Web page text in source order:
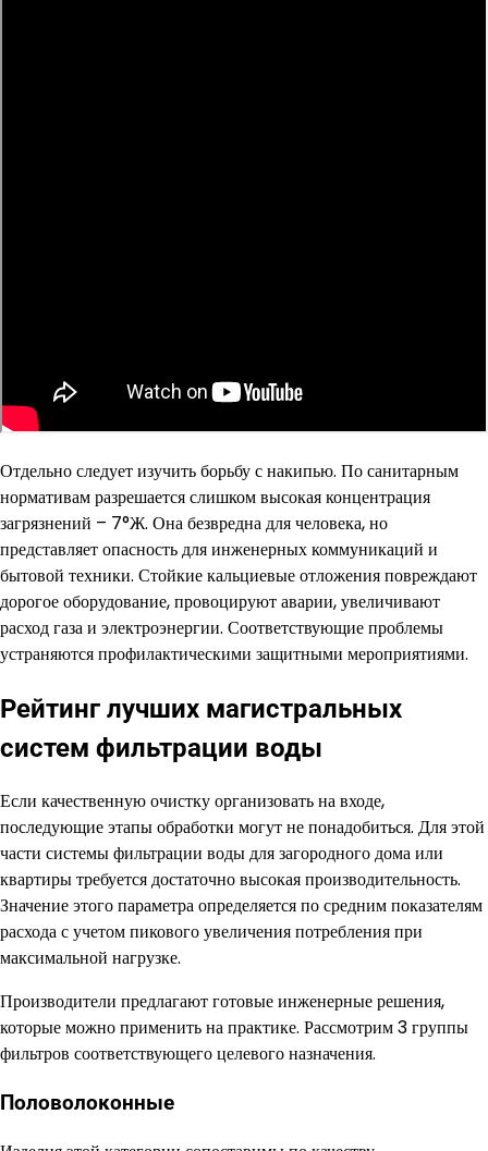
Отдельно следует изучить борьбу с накипью. По санитарным
нормативам разрешается слишком высокая концентрация
загрязнений – 7°Ж. Она безвредна для человека, но
представляет опасность для инженерных коммуникаций и
бытовой техники. Стойкие кальциевые отложения повреждают
дорогое оборудование, провоцируют аварии, увеличивают
расход газа и электроэнергии. Соответствующие проблемы
устраняются профилактическими защитными мероприятиями.
Рейтинг лучших магистральных
систем фильтрации воды
Если качественную очистку организовать на входе,
последующие этапы обработки могут не понадобиться. Для этой
части системы фильтрации воды для загородного дома или
квартиры требуется достаточно высокая производительность.
Значение этого параметра определяется по средним показателям
расхода с учетом пикового увеличения потребления при
максимальной нагрузке.
Производители предлагают готовые инженерные решения,
которые можно применить на практике. Рассмотрим 3 группы
фильтров соответствующего целевого назначения.
Половолоконные